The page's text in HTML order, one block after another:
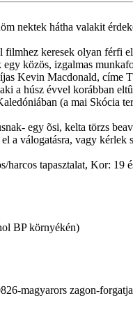
nektek hátha valakit
keresek olyan férfi
egy közös, izgalmas
Kevin Macdonald, címe
a húsz évvel korábban
(a mai Skócia
egy õsi, kelta törzs
a válogatásra, vagy kérlek
harcos tapasztalat, Kor: 19
BP környékén)
magyarors zagon-